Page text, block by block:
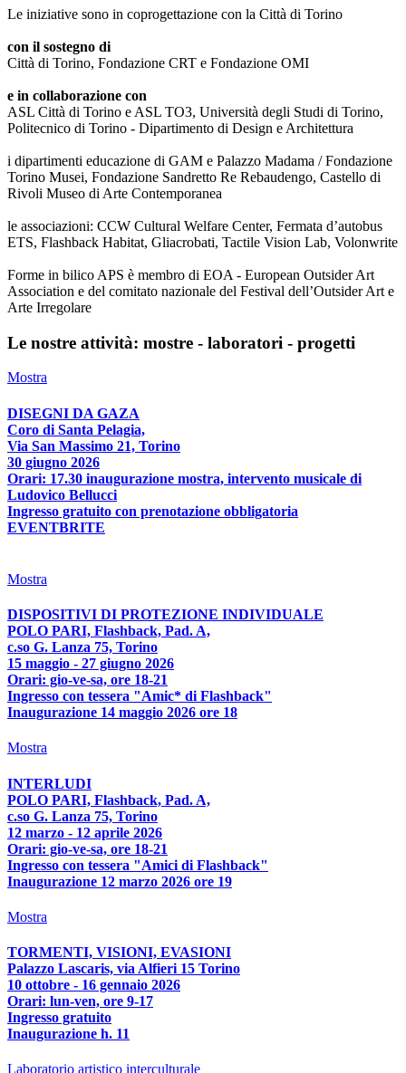
Le iniziative sono in coprogettazione con la Città di Torino
con il sostegno di
Città di Torino, Fondazione CRT e Fondazione OMI
e in collaborazione con
ASL Città di Torino e ASL TO3, Università degli Studi di Torino,
Politecnico di Torino - Dipartimento di Design e Architettura
i dipartimenti educazione di GAM e Palazzo Madama / Fondazione
Torino Musei, Fondazione Sandretto Re Rebaudengo, Castello di
Rivoli Museo di Arte Contemporanea
le associazioni: CCW Cultural Welfare Center, Fermata d’autobus
ETS, Flashback Habitat, Gliacrobati, Tactile Vision Lab, Volonwrite
Forme in bilico APS è membro di EOA - European Outsider Art
Association e del comitato nazionale del Festival dell’Outsider Art e
Arte Irregolare
Le nostre attività: mostre - laboratori - progetti
Mostra
DISEGNI DA GAZA
Coro di Santa Pelagia,
Via San Massimo 21, Torino
30 giugno 2026
Orari: 17.30 inaugurazione mostra, intervento musicale di
Ludovico Bellucci
Ingresso gratuito con prenotazione obbligatoria
EVENTBRITE
Mostra
DISPOSITIVI DI PROTEZIONE INDIVIDUALE
POLO PARI, Flashback, Pad. A,
c.so G. Lanza 75, Torino
15 maggio - 27 giugno 2026
Orari: gio-ve-sa, ore 18-21
Ingresso con tessera "Amic* di Flashback"
Inaugurazione 14 maggio 2026 ore 18
Mostra
INTERLUDI
POLO PARI, Flashback, Pad. A,
c.so G. Lanza 75, Torino
12 marzo - 12 aprile 2026
Orari: gio-ve-sa, ore 18-21
Ingresso con tessera "Amici di Flashback"
Inaugurazione 12 marzo 2026 ore 19
Mostra
TORMENTI, VISIONI, EVASIONI
Palazzo Lascaris, via Alfieri 15 Torino
10 ottobre - 16 gennaio 2026
Orari: lun-ven, ore 9-17
Ingresso gratuito
Inaugurazione h. 11
Laboratorio artistico interculturale